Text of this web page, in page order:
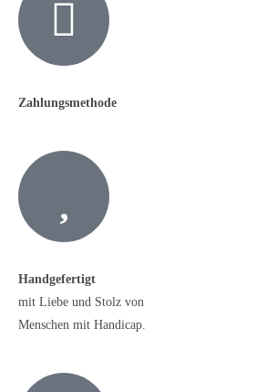
Zahlungsmethode
Handgefertigt
mit Liebe und Stolz von
Menschen mit Handicap.